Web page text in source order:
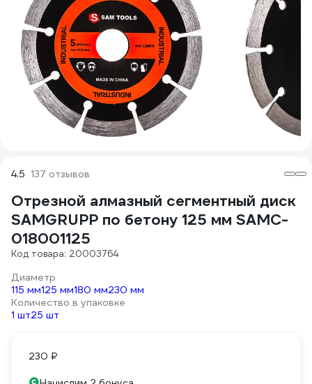
4.5 137 отзывов
Отрезной алмазный сегментный диск
SAMGRUPP по бетону 125 мм SAMC-
018001125
Код товара: 20003764
Диаметр
115 мм125 мм180 мм230 мм
Количество в упаковке
1 шт25 шт
230 ₽